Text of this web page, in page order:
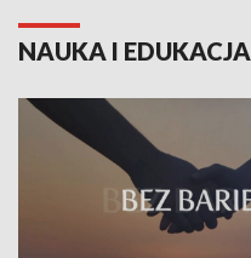
NAUKA I EDUKACJA